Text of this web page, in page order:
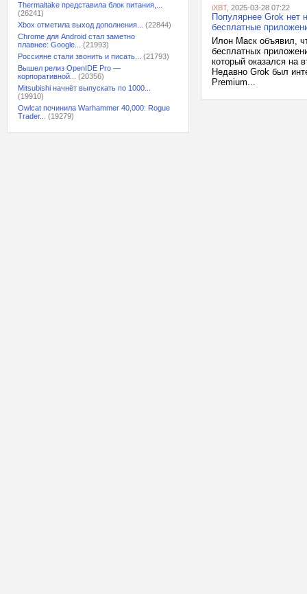
Thermaltake представила блок питания,...
(26241)
Xbox отметила выход дополнения...
(22844)
Chrome для Android стал заметно
плавнее: Google...
(21993)
Россияне стали звонить и писать...
(21793)
Вышел релиз OpenIDE Pro —
корпоративной...
(20356)
Mitsubishi начнёт выпускать по 1000...
(19910)
Owlcat починила Warhammer 40,000: Rogue
Trader...
(19279)
iXBT, 2025-03-28 07:22
Популярнее Grok нет
бесплатные
Илон Маск объявил,
бесплатных
который оказался на
Недавно Grok был
Premium...